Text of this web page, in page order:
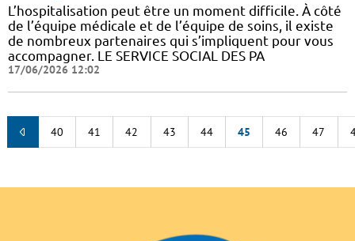
L’hospitalisation peut être un moment difficile. À côté
de l’équipe médicale et de l’équipe de soins, il existe
de nombreux partenaires qui s’impliquent pour vous
accompagner. LE SERVICE SOCIAL DES PA
17/06/2026 12:02
40 41 42 43 44 45 46 47